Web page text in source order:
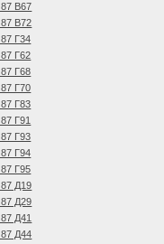
87 В67
87 В72
87 Г34
87 Г62
87 Г68
87 Г70
87 Г83
87 Г91
87 Г93
87 Г94
87 Г95
87 Д19
87 Д29
87 Д41
87 Д44